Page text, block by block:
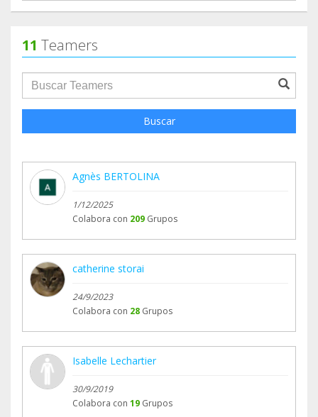
11 Teamers
groupProfile.searchForm.search.text???
Buscar
Agnès BERTOLINA
1/12/2025
Colabora con 209 Grupos
catherine storai
24/9/2023
Colabora con 28 Grupos
Isabelle Lechartier
30/9/2019
Colabora con 19 Grupos